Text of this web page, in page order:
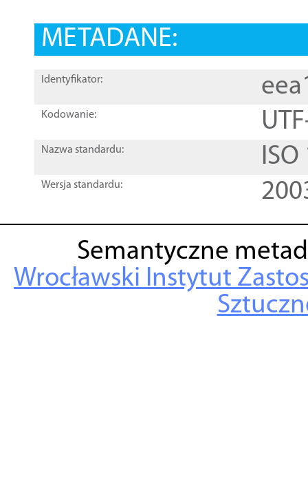
METADANE:
Identyfikator:
Kodowanie:
Nazwa standardu:
Wersja standardu:
Semantyczne
Wrocławski Instytut